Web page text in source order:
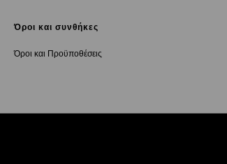
Όροι και συνθήκες
Όροι και Προϋποθέσεις